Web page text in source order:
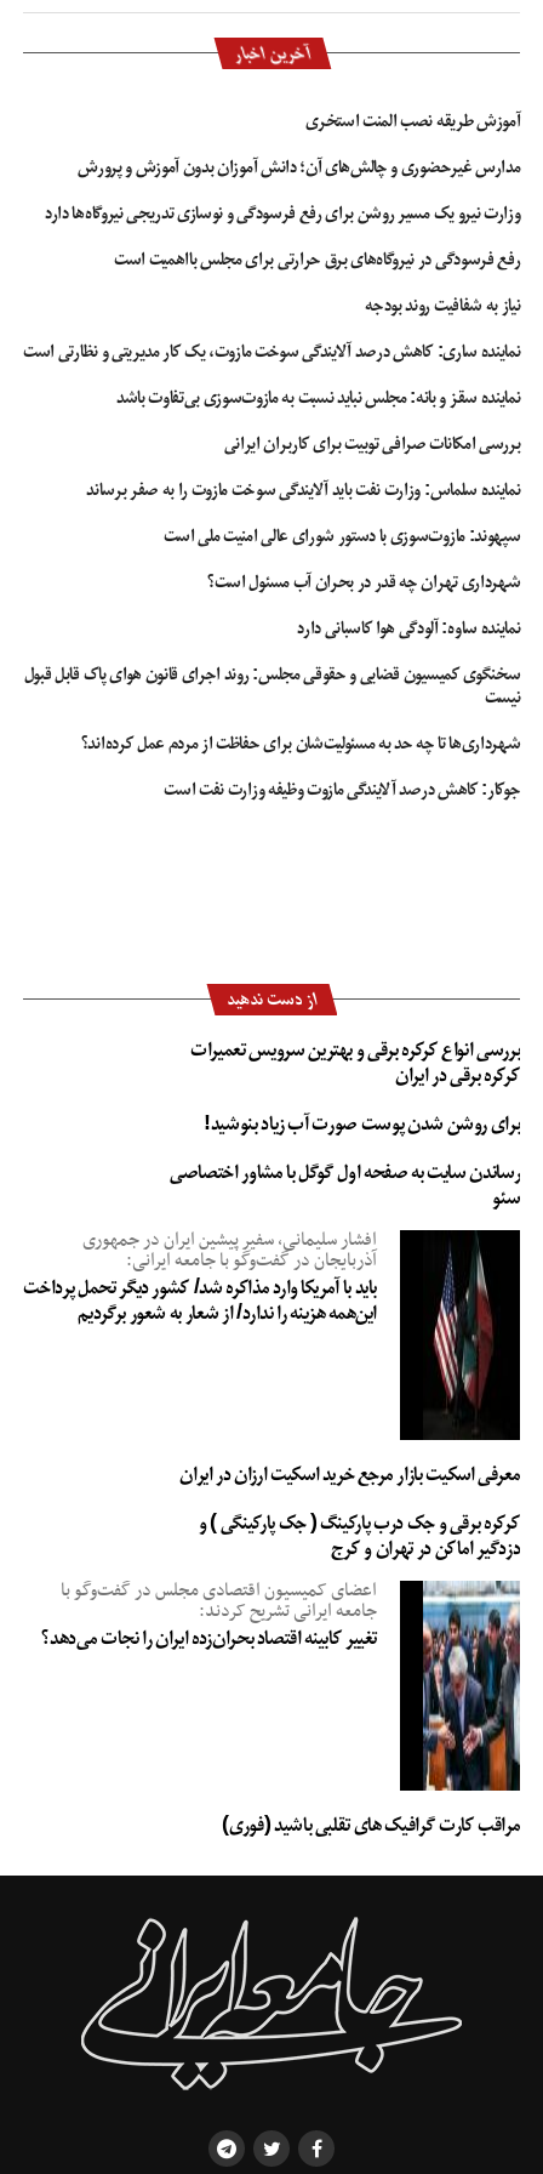
علم‌الهدی افزود: آنکه در این بین ضرر دید، امریکا بود که مزدوران خود را از دست
نکند و رئیس‌جمهور ترکیه هم نامه ترامپ را در سطل زباله انداخت.
وی تصریح کرد: از سوی دیگر حلقه محاصره اسرائیل به وسیله محور مقاومت تکمیل
سوریه بر تمام کشور مسلط شد و نیرو‌های حماس و حزب‌الله لبنان نیز از سوی دیگر
اسرائیل را محاصره کرده‌اند.
نماینده، ولی فقیه در خراسان رضوی اضافه کرد: بنای خدا بر این است که دشمنان
علم الهدی
کانال تلگرامی آمد نیوز محمد علی زم
آخرین اخبار
آموزش طریقه نصب المنت استخری
مدارس غیرحضوری و چالش‌های آن؛ دانش آموزان بدون آموزش و پرورش
وزارت نیرو یک مسیر روشن برای رفع فرسودگی و نوسازی تدریجی نیروگاه‌ها دارد
رفع فرسودگی در نیروگاه‌های برق حرارتی برای مجلس بااهمیت است
نیاز به شفافیت روند بودجه
نماینده ساری: کاهش درصد آلایندگی سوخت مازوت، یک کار مدیریتی و نظارتی است
نماینده سقز و بانه: مجلس نباید نسبت به مازوت‌سوزی بی‌تفاوت باشد
بررسی امکانات صرافی توبیت برای کاربران ایرانی
نماینده سلماس: وزارت نفت باید آلایندگی سوخت مازوت را به صفر برساند
سپهوند:‌ مازوت‌سوزی با دستور شورای عالی امنیت ملی است
شهرداری تهران چه قدر در بحران آب مسئول است؟
نماینده ساوه: آلودگی هوا کاسبانی دارد
سخنگوی کمیسیون قضایی و حقوقی مجلس: روند اجرای قانون هوای پاک قابل قبول
نیست
شهرداری‌ها تا چه حد به مسئولیت‌شان برای حفاظت از مردم عمل کرده‌اند؟
جوکار: کاهش درصد آلایندگی مازوت وظیفه وزارت نفت است
از دست ندهید
بررسی انواع کرکره برقی و بهترین سرویس تعمیرات
کرکره برقی در ایران
برای روشن شدن پوست صورت آب زیاد بنوشید!
رساندن سایت به صفحه اول گوگل با مشاور اختصاصی
سئو
افشار سلیمانی، سفیر پیشین ایران در جمهوری
آذربایجان در گفت‌وگو با جامعه ایرانی:
باید با آمریکا وارد مذاکره شد/ کشور دیگر تحمل پرداخت
این‌همه هزینه را ندارد/ از شعار به شعور برگردیم
معرفی اسکیت بازار مرجع خرید اسکیت ارزان در ایران
کرکره برقی و جک درب پارکینگ ( جک پارکینگی ) و
دزدگیر اماکن در تهران و کرج
اعضای کمیسیون اقتصادی مجلس در گفت‌وگو با
جامعه ایرانی تشریح کردند:
تغییر کابینه اقتصاد بحران‌زده ایران را نجات می‌دهد؟
مراقب کارت گرافیک های تقلبی باشید (فوری)